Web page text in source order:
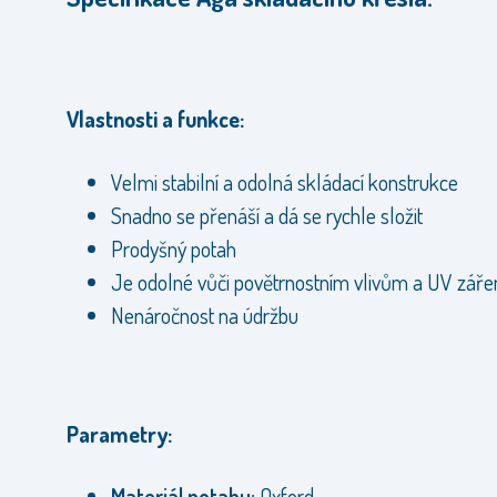
Vlastnosti a funkce:
Velmi stabilní a odolná skládací konstrukce
Snadno se přenáší a dá se rychle složit
Prodyšný potah
Je odolné vůči povětrnostním vlivům a UV
Nenáročnost na údržbu
Parametry: